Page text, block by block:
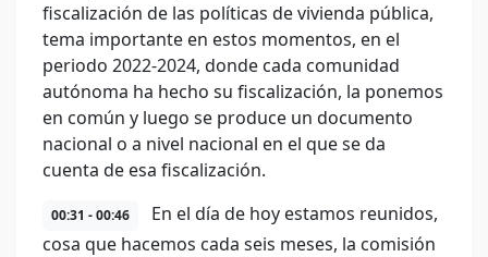
fiscalización de las políticas de vivienda pública,
tema importante en estos momentos, en el
periodo 2022-2024, donde cada comunidad
autónoma ha hecho su fiscalización, la ponemos
en común y luego se produce un documento
nacional o a nivel nacional en el que se da
cuenta de esa fiscalización.
00:31 - 00:46
En el día de hoy estamos reunidos,
cosa que hacemos cada seis meses, la comisión